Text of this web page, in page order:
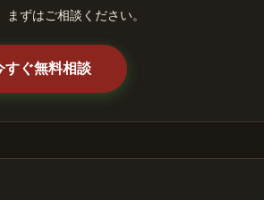
ずはご相談ください。
すぐ無料相談